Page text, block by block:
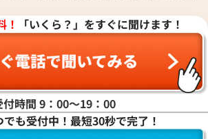
！
「いくら？」をすぐに聞けます！
付時間 9：00〜19：00
も受付中！最短30秒で完了！